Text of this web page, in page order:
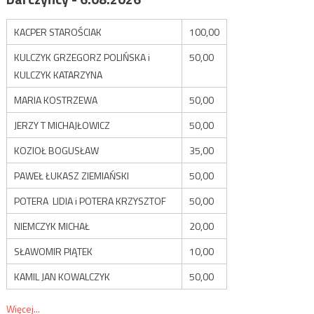
KACPER STAROŚCIAK
100,00
KULCZYK GRZEGORZ POLIŃSKA i
KULCZYK KATARZYNA
50,00
MARIA KOSTRZEWA
50,00
JERZY T MICHAJŁOWICZ
50,00
KOZIOŁ BOGUSŁAW
35,00
PAWEŁ ŁUKASZ ZIEMIAŃSKI
50,00
POTERA LIDIA i POTERA KRZYSZTOF
50,00
NIEMCZYK MICHAŁ
20,00
SŁAWOMIR PIĄTEK
10,00
KAMIL JAN KOWALCZYK
50,00
Więcej...